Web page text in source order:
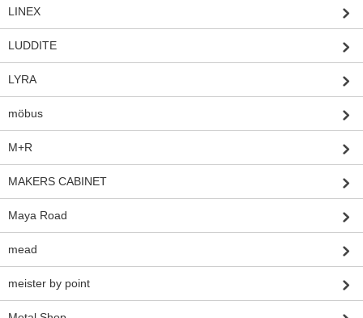
LINEX
LUDDITE
LYRA
möbus
M+R
MAKERS CABINET
Maya Road
mead
meister by point